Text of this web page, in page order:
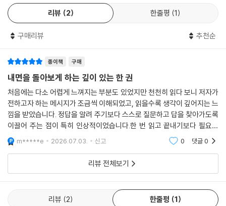
3) 관절염과 신경염의 통증 실체
(1) 신경을 파고드는 화살촉 군단의 기하학적 구조
(2) 스피로헤타: 신경 심부를 침투하는 나선형 공격
(1) 전도 장애를 부르는 에테르체의 어긋남
(2) 신경망을 잠식하는 진행성 마비
5) 간질의 발병 기전
6) 전기와 프라나의 차원적 독립성
7) 물질의 투명화를 가능케 하는 원리
8. 힘의 장벽과 물질의 물성
1) 소듐 도해의 기하학적 보정
2) 물질을 나누는 원자의 벽에 대한 재정의
3) 차원 간 상호작용과 공간 매질 코일론
4) 물질의 성질을 결정짓는 근본 역학
이 책은 새로운 정보를 하나 더 얹는 책이 아닙니다.
전혀 다른 좌표 위에 올려놓는 책입니다. 읽고 나면 지식이 하나 늘어나는
바로 그 점에서 『소스코드 v.2』는 단순한 독서가 아니라, 세계관을 뒤흔드
는 사건에 가깝습니다.
양자역학의 모호함 너머에 있는 ‘실재하는 구조’를 갈망해 온 연구자와 혁
신가에게, 반중력·프리에너지·외계 기술의 물리적 근거를 구조적으로 이
해하고 싶은 탐구자에게, 그리고 기존 과학 패러다임이 끝내 답하지 못한
인류의 난제 앞에서 다른 문을 찾고 있는 지성인에게 이 책은 강하게 다가
갈 것입니다.
문명을 바꾸는 것은 더 많은 데이터가 아니라, 더 깊은 구조일지도 모릅니
『소스코드 v.2』는 바로 그 구조를 다시 묻는 책입니다.
리뷰 2 한줄평 1
구매리뷰 추천순
종이책 구매
내면을 돌아보게 하는 깊이 있는 한 권
처음에는 다소 어렵게 느껴지는 부분도 있었지만 천천히 읽다 보니 저자가
전하고자 하는 메시지가 조금씩 이해되었고, 읽을수록 생각이 깊어지는 느
낌을 받았습니다. 정답을 알려 주기보다 스스로 질문하고 답을 찾아가도록
이끌어 주는 점이 특히 인상적이었습니다.한 번 읽고 끝내기보다 필요할
때마다 다시 펼쳐 보고 싶은 책입니다. 삶과 자신에 대해 조금 더 깊이 생각
해 보고 싶은
m*****e 2026.07.03. 신고 0 댓글0
리뷰 전체보기
리뷰 2 한줄평 1